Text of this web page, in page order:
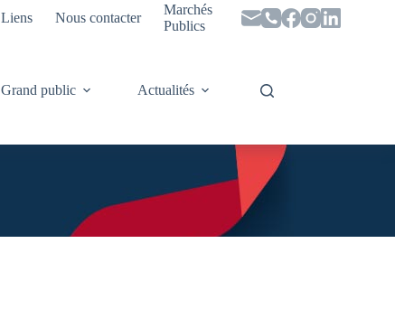
Liens Nous contacter
Marchés
Publics
Grand public Actualités